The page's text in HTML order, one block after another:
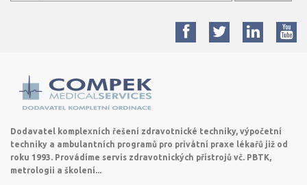
Dodavatel komplexních řešení zdravotnické techniky, výpočetní
techniky a ambulantních programů pro privátní praxe lékařů již od
roku 1993. Provádíme servis zdravotnických přístrojů vč. PBTK,
metrologii a školení...